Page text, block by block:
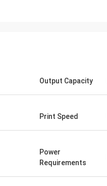
Output Capacity
Print Speed
Power
Requirements